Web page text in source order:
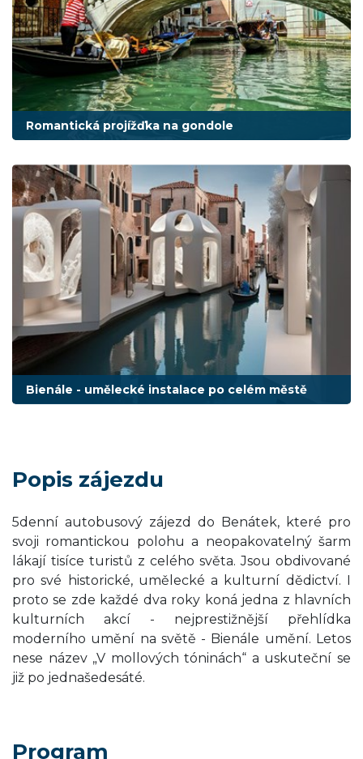
Romantická projížďka na gondole
Bienále - umělecké instalace po celém městě
Popis zájezdu
5denní autobusový zájezd do Benátek, které pro
svoji romantickou polohu a neopakovatelný šarm
lákají tisíce turistů z celého světa. Jsou obdivované
pro své historické, umělecké a kulturní dědictví. I
proto se zde každé dva roky koná jedna z hlavních
kulturních akcí - nejprestižnější přehlídka
moderního umění na světě - Bienále umění. Letos
nese název „V mollových tóninách“ a uskuteční se
již po jednašedesáté.
Program